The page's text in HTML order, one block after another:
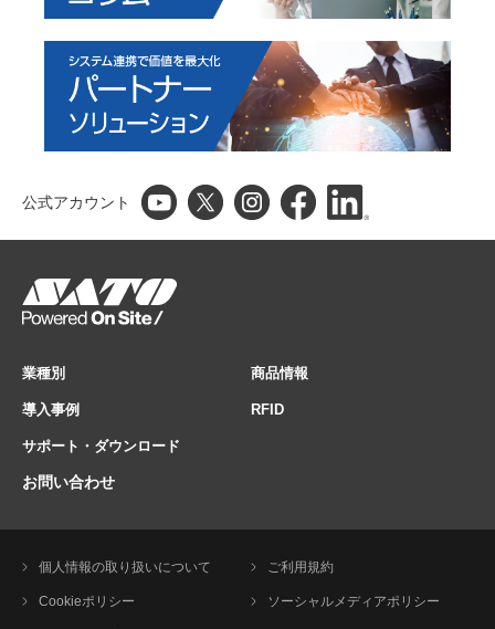
公式アカウント
業種別 商品情報
導入事例 RFID
サポート・ダウンロード
お問い合わせ
個人情報の取り扱いについて ご利用規約
Cookieポリシー ソーシャルメディアポリシー